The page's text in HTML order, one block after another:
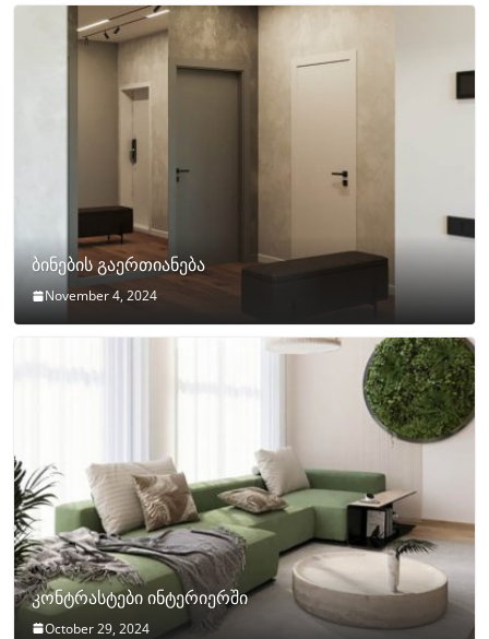
ბინების გაერთიანება
November 4, 2024
კონტრასტები ინტერიერში
October 29, 2024